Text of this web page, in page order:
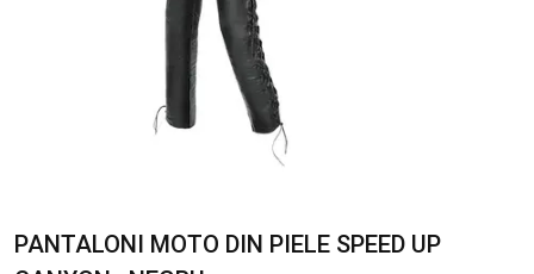
PANTALONI MOTO DIN PIELE SPEED UP